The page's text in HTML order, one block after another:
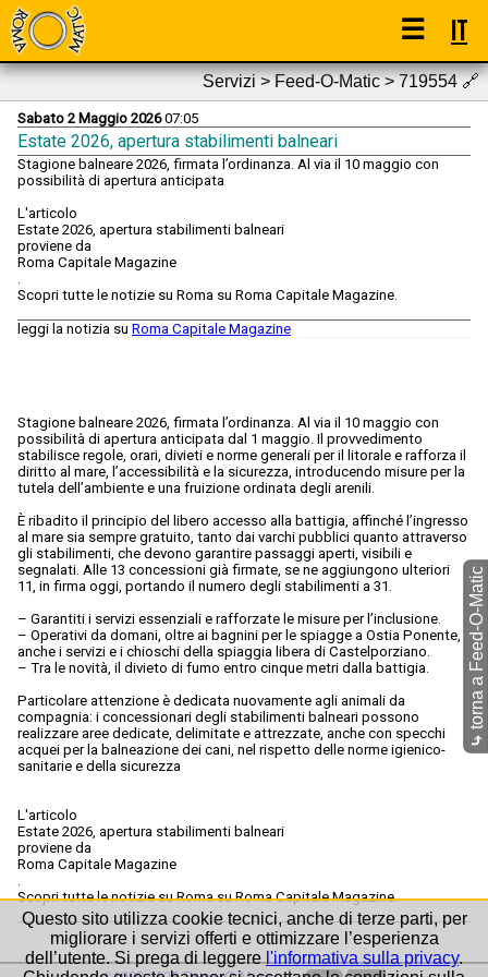
☰ IT
Servizi > Feed-O-Matic > 719554🔗
Sabato 2 Maggio 202607:05
Estate 2026, apertura stabilimenti balneari
Stagione balneare 2026, firmata l’ordinanza. Al via il 10 maggio con
possibilità di apertura anticipata
L'articolo
Estate 2026, apertura stabilimenti balneari
proviene da
Roma Capitale Magazine
.
Scopri tutte le notizie su Roma su Roma Capitale Magazine.
leggi la notizia su Roma Capitale Magazine
Stagione balneare 2026, firmata l’ordinanza. Al via il 10 maggio con
possibilità di apertura anticipata dal 1 maggio. Il provvedimento
stabilisce regole, orari, divieti e norme generali per il litorale e rafforza il
diritto al mare, l’accessibilità e la sicurezza, introducendo misure per la
tutela dell’ambiente e una fruizione ordinata degli arenili.
È ribadito il principio del libero accesso alla battigia, affinché l’ingresso
al mare sia sempre gratuito, tanto dai varchi pubblici quanto attraverso
gli stabilimenti, che devono garantire passaggi aperti, visibili e
segnalati. Alle 13 concessioni già firmate, se ne aggiungono ulteriori
11, in firma oggi, portando il numero degli stabilimenti a 31.
– Garantiti i servizi essenziali e rafforzate le misure per l’inclusione.
– Operativi da domani, oltre ai bagnini per le spiagge a Ostia Ponente,
anche i servizi e i chioschi della spiaggia libera di Castelporziano.
– Tra le novità, il divieto di fumo entro cinque metri dalla battigia.
Particolare attenzione è dedicata nuovamente agli animali da
compagnia: i concessionari degli stabilimenti balneari possono
realizzare aree dedicate, delimitate e attrezzate, anche con specchi
acquei per la balneazione dei cani, nel rispetto delle norme igienico-
sanitarie e della sicurezza
L'articolo
Estate 2026, apertura stabilimenti balneari
proviene da
Roma Capitale Magazine
.
Scopri tutte le notizie su Roma su Roma Capitale Magazine.
⤷
torna a Feed-O-Matic
Questo sito utilizza cookie tecnici, anche di terze parti, per
migliorare i servizi offerti e ottimizzare l’esperienza
dell’utente. Si prega di leggerel'informativa sulla privacy.